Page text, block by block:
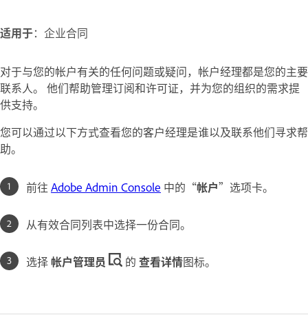
适用于：企业合同
对于与您的帐户有关的任何问题或疑问，帐户经理都是您的主要
联系人。 他们帮助管理订阅和许可证，并为您的组织的需求提
供支持。
您可以通过以下方式查看您的客户经理是谁以及联系他们寻求帮
助。
前往 Adobe Admin Console 中的“帐户”选项卡。
从有效合同列表中选择一份合同。
选择帐户管理员 的 查看详情图标。